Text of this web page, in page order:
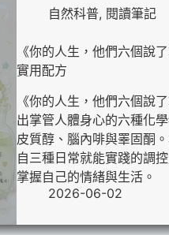
自然科普, 閱讀筆記
《你的人生，他們六個說
實用配方
《你的人生，他們六個說
出掌管人體身心的六種化
皮質醇、腦內啡與睪固酮
自三種日常就能實踐的調
掌握自己的情緒與生活。
2026-06-02